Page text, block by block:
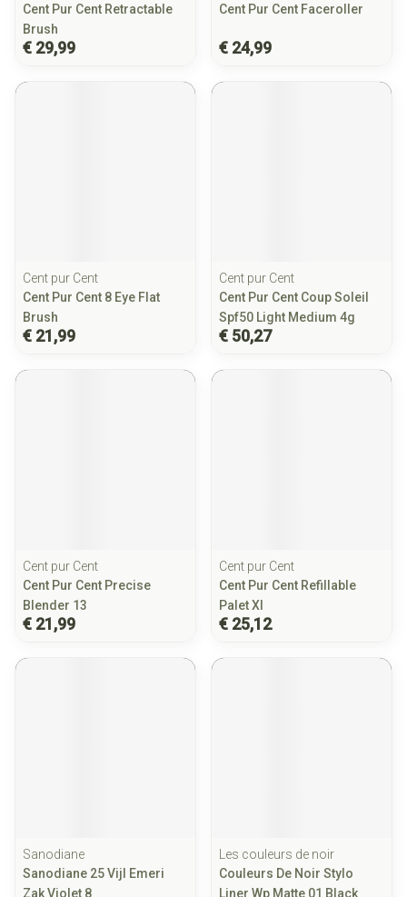
Cent Pur Cent Retractable
Brush
€ 29,99
Cent Pur Cent Faceroller
€ 24,99
Cent pur Cent
Cent Pur Cent 8 Eye Flat
Brush
€ 21,99
Cent pur Cent
Cent Pur Cent Coup Soleil
Spf50 Light Medium 4g
€ 50,27
Cent pur Cent
Cent Pur Cent Precise
Blender 13
€ 21,99
Cent pur Cent
Cent Pur Cent Refillable
Palet Xl
€ 25,12
Sanodiane
Sanodiane 25 Vijl Emeri
Zak Violet 8
Les couleurs de noir
Couleurs De Noir Stylo
Liner Wp Matte 01 Black